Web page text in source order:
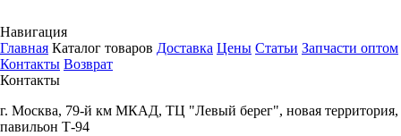
Навигация
Главная Каталог товаров Доставка Цены Статьи Запчасти оптом
Контакты Возврат
Контакты
г. Москва, 79-й км МКАД, ТЦ "Левый берег", новая территория,
павильон Т-94